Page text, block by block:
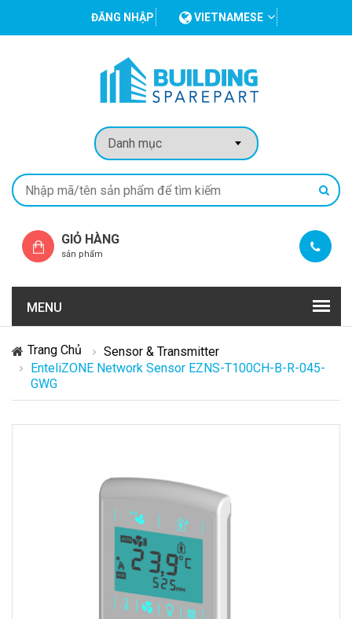
ĐĂNG NHẬP VIETNAMESE
GIỎ HÀNG
sản phẩm
MENU
Trang Chủ
Sensor & Transmitter
EnteliZONE Network Sensor EZNS-T100CH-B-R-045-
GWG